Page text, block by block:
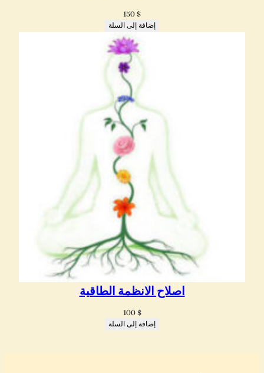
150 $
إضافة إلى السلة
اصلاح الانظمة الطاقية
100 $
إضافة إلى السلة